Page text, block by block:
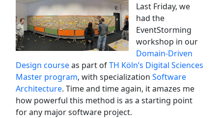
Last Friday, we
had the
EventStorming
workshop in our
Domain-Driven
Design courseas part ofTH Köln’s Digital Sciences
Master program, with specialization Software
Architecture. Time and time again, it amazes me
how powerful this method is as a starting point
for any major software project.